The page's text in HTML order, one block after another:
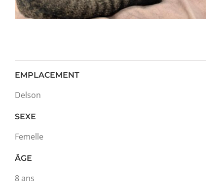
EMPLACEMENT
Delson
SEXE
Femelle
ÂGE
8 ans